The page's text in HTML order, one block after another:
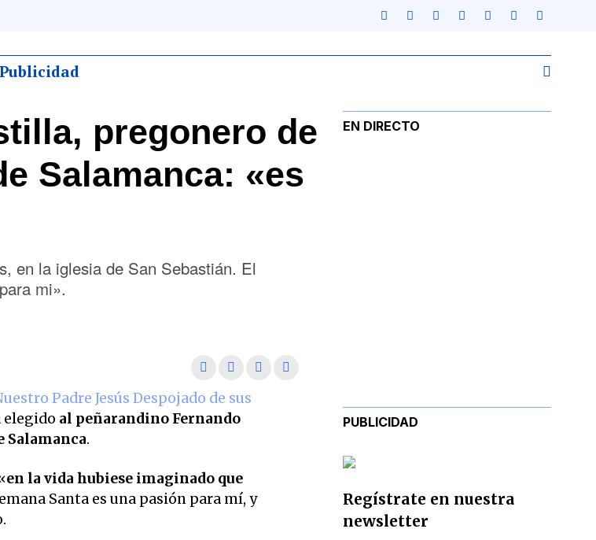
Publicidad
pregonero de
Salamanca: «es
en la iglesia de San Sebastián. El
mi».
Padre Jesús Despojado de sus
elegido al peñarandino Fernando
Salamanca.
en la vida hubiese imaginado que
Santa es una pasión para mí, y
EN DIRECTO
PUBLICIDAD
Regístrate en nuestra
newsletter